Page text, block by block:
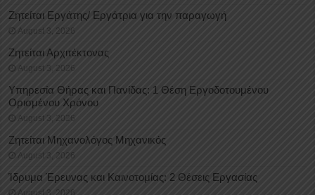
Ζητείται Εργάτης/ Εργάτρια για την παραγωγή
August 3, 2026
Ζητείται Αρχιτέκτονας
August 3, 2026
Υπηρεσία Θήρας και Πανίδας: 1 Θέση Eργοδοτουμένου
Oρισμένου Xρόνου
August 3, 2026
Ζητείται Μηχανολόγος Μηχανικός
August 3, 2026
Ίδρυμα Έρευνας και Καινοτομίας: 2 Θέσεις Εργασίας